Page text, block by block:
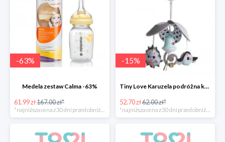
-63%
Medela zestaw Calma -63%
61.99 zł167.00 zł*
-15%
Tiny Love Karuzela podróżna kompaktowa Pack&Go
52.70 zł62.00 zł*